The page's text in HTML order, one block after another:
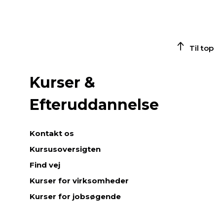
Til top
Kurser &
Efteruddannelse
Kontakt os
Kursusoversigten
Find vej
Kurser for virksomheder
Kurser for jobsøgende